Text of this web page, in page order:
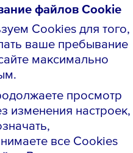
файлов Cookie
Cookies для того,
ваше пребывание
максимально
просмотр
изменения настроек,
все Cookies